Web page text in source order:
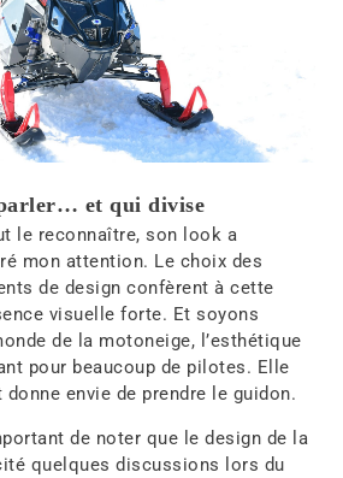
et qui divise
le reconnaître, son look a
mon attention. Le choix des
de design confèrent à cette
visuelle forte. Et soyons
de la motoneige, l’esthétique
pour beaucoup de pilotes. Elle
envie de prendre le guidon.
de noter que le design de la
quelques discussions lors du